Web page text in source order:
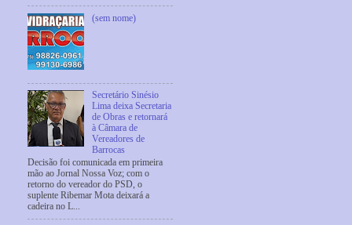
(sem nome)
Secretário Sinésio
Lima deixa Secretaria
de Obras e retornará
à Câmara de
Vereadores de
Barrocas
Decisão foi comunicada em primeira
mão ao Jornal Nossa Voz; com o
retorno do vereador do PSD, o
suplente Ribemar Mota deixará a
cadeira no L...